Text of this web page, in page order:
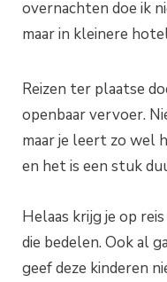
overnachten doe ik
maar in kleinere
Reizen ter plaatse
openbaar vervoer.
maar je leert zo wel
en het is een stuk
Helaas krijg je op
die bedelen. Ook al
geef deze kinderen